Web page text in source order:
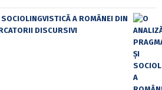
A ROMÂNEI DIN
DISCURSIVI